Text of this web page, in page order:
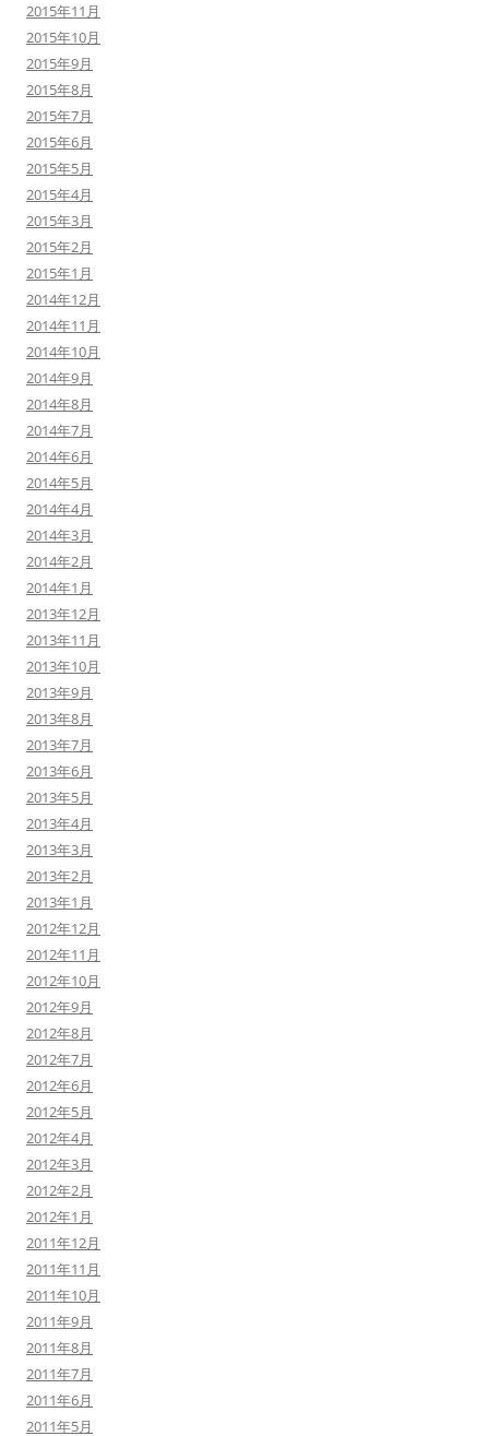
2015年11月
2015年10月
2015年9月
2015年8月
2015年7月
2015年6月
2015年5月
2015年4月
2015年3月
2015年2月
2015年1月
2014年12月
2014年11月
2014年10月
2014年9月
2014年8月
2014年7月
2014年6月
2014年5月
2014年4月
2014年3月
2014年2月
2014年1月
2013年12月
2013年11月
2013年10月
2013年9月
2013年8月
2013年7月
2013年6月
2013年5月
2013年4月
2013年3月
2013年2月
2013年1月
2012年12月
2012年11月
2012年10月
2012年9月
2012年8月
2012年7月
2012年6月
2012年5月
2012年4月
2012年3月
2012年2月
2012年1月
2011年12月
2011年11月
2011年10月
2011年9月
2011年8月
2011年7月
2011年6月
2011年5月